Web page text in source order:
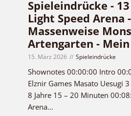
Spieleindrücke -
Light Speed Arena -
Massenweise
Artengarten -
15. März 2026 Spieleindrücke
Shownotes 00:00:00 Intro
Elznir Games Masato Uesugi
8 Jahre 15 – 20 Minuten
Arena...